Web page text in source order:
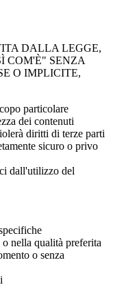
DALLA LEGGE,
COM'È" SENZA
O IMPLICITE,
particolare
dei contenuti
diritti di terze parti
sicuro o privo
dall'utilizzo del
nella qualità preferita
o senza